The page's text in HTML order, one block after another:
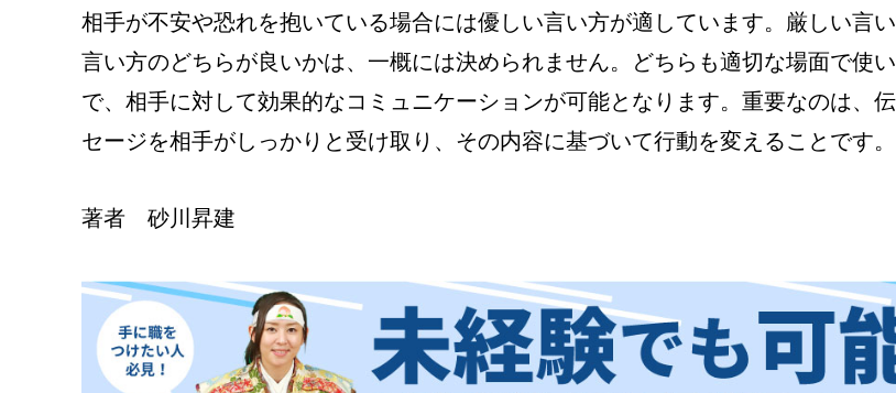
相手が不安や恐れを抱いている場合には優しい言い方が適しています。厳しい言
言い方のどちらが良いかは、一概には決められません。どちらも適切な場面で使
で、相手に対して効果的なコミュニケーションが可能となります。重要なのは、
セージを相手がしっかりと受け取り、その内容に基づいて行動を変えることです。
著者 砂川昇建